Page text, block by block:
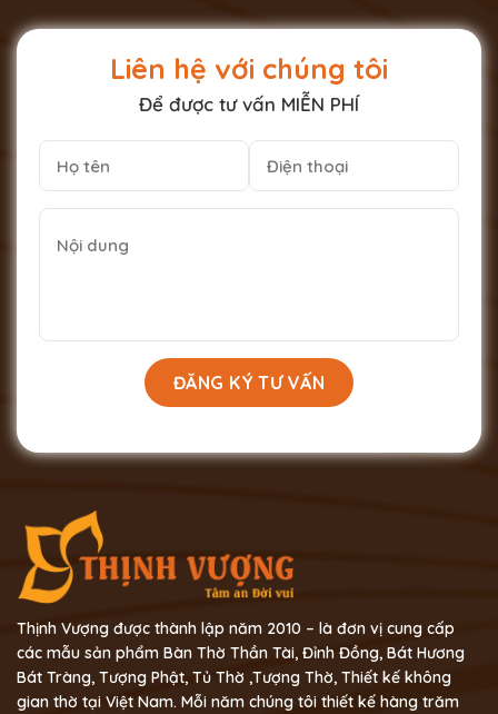
Liên hệ với chúng tôi
Để được tư vấn MIỄN PHÍ
Thịnh Vượng được thành lập năm 2010 – là đơn vị cung cấp
các mẫu sản phẩm Bàn Thờ Thần Tài, Đỉnh Đồng, Bát Hương
Bát Tràng, Tượng Phật, Tủ Thờ ,Tượng Thờ, Thiết kế không
gian thờ tại Việt Nam. Mỗi năm chúng tôi thiết kế hàng trăm